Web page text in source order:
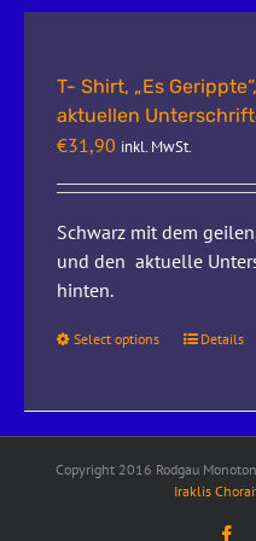
T- Shirt, „Es
aktuellen
€31,90 inkl. MwSt.
Schwarz mit dem
und den aktuelle
hinten.
Select options Details
Copyright 2016 Rodgau
Iraklis